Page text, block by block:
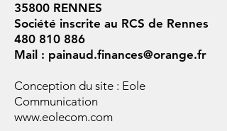
35800 RENNES
Société inscrite au RCS de Rennes
480 810 886
Mail : painaud.finances@orange.fr
Conception du site : Eole
Communication
www.eolecom.com